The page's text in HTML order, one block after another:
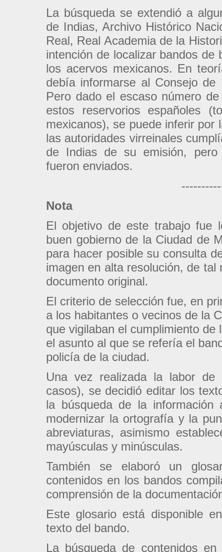
La búsqueda se extendió a
de Indias, Archivo Histórico
Real, Real Academia de la
intención de localizar bandos de
los acervos mexicanos. En
debía informarse al Consejo
Pero dado el escaso número
estos reservorios españoles
mexicanos), se puede inferir por
las autoridades virreinales
de Indias de su emisión, pero
fueron enviados.
Nota
El objetivo de este trabajo fue
buen gobierno de la Ciudad de
para hacer posible su consulta
imagen en alta resolución, de
documento original.
El criterio de selección fue, en
a los habitantes o vecinos de la
que vigilaban el cumplimiento
el asunto al que se refería el
policía de la ciudad.
Una vez realizada la labor de
casos), se decidió editar los
la búsqueda de la
modernizar la ortografía y la
abreviaturas, asimismo
mayúsculas y minúsculas.
También se elaboró un
contenidos en los bandos
comprensión de la
Este glosario está disponible
texto del bando.
La búsqueda de contenidos